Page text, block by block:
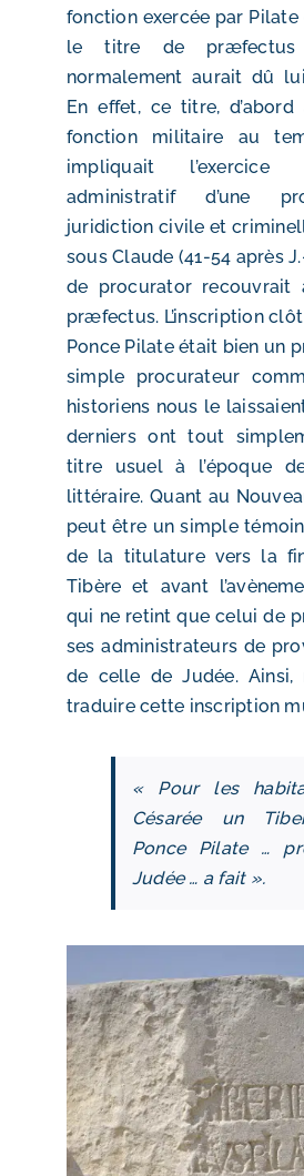
fonction exercée par Pilate
le titre de præfectus
normalement aurait dû
En effet, ce titre,
fonction militaire au
impliquait
administratif d’une
juridiction civile et
sous Claude (41-54 après
de procurator recouvrait
præfectus. L’inscription
Ponce Pilate était bien un
simple procurateur
historiens nous le
derniers ont tout
titre usuel à l’époque
littéraire. Quant au
peut être un simple
de la titulature vers la
Tibère et avant
qui ne retint que celui de
ses administrateurs de
de celle de Judée. Ainsi,
traduire cette inscription
« Pour les
Césarée un
Ponce Pilate …
Judée … a fait ».